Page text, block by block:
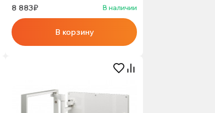
8 883₽ В наличии
В корзину